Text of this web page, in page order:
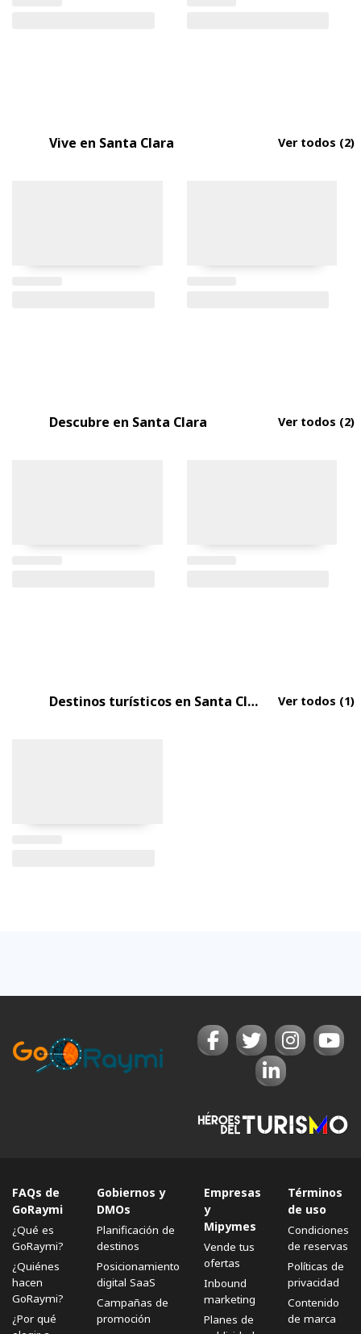
Vive en Santa Clara Ver todos (2)
Descubre en Santa Clara Ver todos (2)
Destinos turísticos en Santa Clara Ver todos (1)
FAQs de
GoRaymi
¿Qué es
GoRaymi?
¿Quiénes
hacen
GoRaymi?
¿Por qué
Gobiernos y
DMOs
Planificación de
destinos
Posicionamiento
digital SaaS
Campañas de
promoción
Empresas
y
Mipymes
Vende tus
ofertas
Inbound
marketing
Planes de
Términos
de uso
Condiciones
de reservas
Políticas de
privacidad
Contenido
de marca